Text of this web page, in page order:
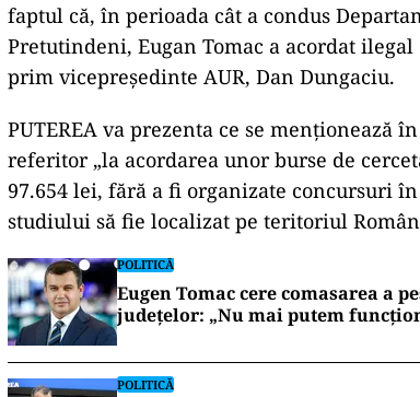
faptul că, în perioada cât a condus
Pretutindeni, Eugan Tomac a acordat
prim vicepreședinte AUR, Dan Dungaciu.
PUTEREA va prezenta ce se
referitor „la acordarea unor burse de
97.654 lei, fără a fi organizate concursuri
studiului să fie localizat pe teritoriul
POLITICĂ
Eugen Tomac cere comasarea a
județelor: „Nu mai putem
POLITICĂ